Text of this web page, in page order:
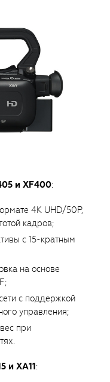
и XF400:
4K UHD/50P,
кадров;
с 15-кратным
на основе
с поддержкой
управления;
при
и XA11: